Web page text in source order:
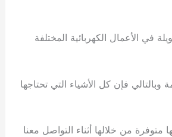
في الأعمال الكهربائية المختلفة
وبالتالي فإن كل الأشياء التي تحتاجها
متوفرة من خلالها أثناء التواصل معنا